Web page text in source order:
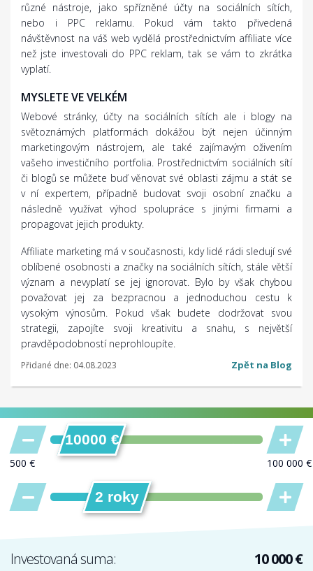
různé nástroje, jako spřízněné účty na sociálních sítích,
nebo i PPC reklamu. Pokud vám takto přivedená
návštěvnost na váš web vydělá prostřednictvím affiliate více
než jste investovali do PPC reklam, tak se vám to zkrátka
vyplatí.
MYSLETE VE VELKÉM
Webové stránky, účty na sociálních sítích ale i blogy na
světoznámých platformách dokážou být nejen účinným
marketingovým nástrojem, ale také zajímavým oživením
vašeho investičního portfolia. Prostřednictvím sociálních sítí
či blogů se můžete buď věnovat své oblasti zájmu a stát se
v ní expertem, případně budovat svoji osobní značku a
následně využívat výhod spolupráce s jinými firmami a
propagovat jejich produkty.
Affiliate marketing má v současnosti, kdy lidé rádi sledují své
oblíbené osobnosti a značky na sociálních sítích, stále větší
význam a nevyplatí se jej ignorovat. Bylo by však chybou
považovat jej za bezpracnou a jednoduchou cestu k
vysokým výnosům. Pokud však budete dodržovat svou
strategii, zapojíte svoji kreativitu a snahu, s největší
pravděpodobností neprohloupíte.
Přidané dne: 04.08.2023 Zpět na Blog
10000 €
2 roky
Investovaná suma:
10 000 €